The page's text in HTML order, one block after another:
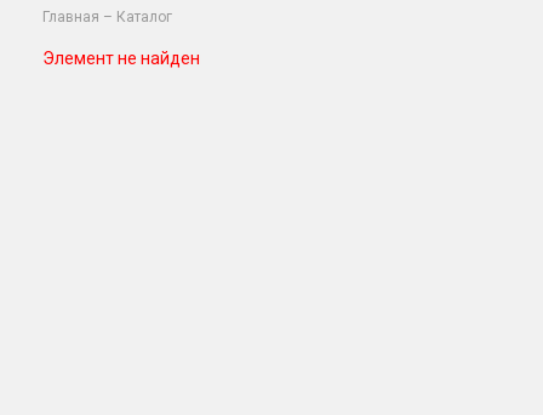
Главная – Каталог
Элемент не найден